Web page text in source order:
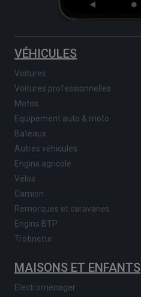
VÉHICULES
Voitures
Voitures professionnelles
Motos
Equipement auto & moto
Bateaux
Autres véhicules
Engins agricole
Vélos
Camion
Remorques et caravanes
Engins BTP
Trotinette
MAISONS ET ENFANTS
Electroménager